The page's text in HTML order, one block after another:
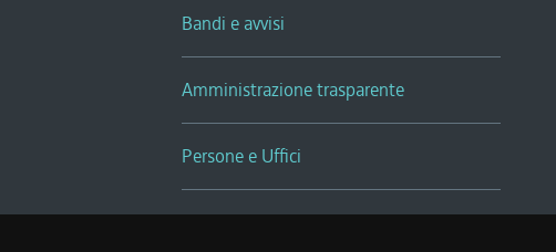
Bandi e avvisi
Amministrazione trasparente
Persone e Uffici
Sala Tiziano Tessitori